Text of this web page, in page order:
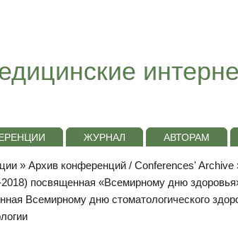
ЖУРНАЛ АВТОРАМ
» Архив конференций / Conferences' Archive
посвященная «Всемирному дню
Всемирному дню стоматологического